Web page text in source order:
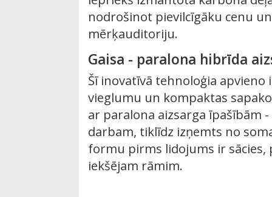
nodrošinot pievilcīgāku cenu
mērķauditoriju.
Gaisa - paralona hibrīda
Šī inovatīvā tehnoloģia apvieno
vieglumu un kompaktas
ar paralona aizsarga īpašībām
darbam, tiklīdz izņemts no
formu pirms lidojums ir sācies,
iekšējam rāmim.